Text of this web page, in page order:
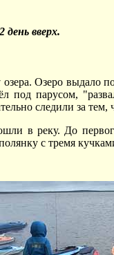
вверх.
Озеро выдало
под парусом,
следили за
в реку. До
с тремя